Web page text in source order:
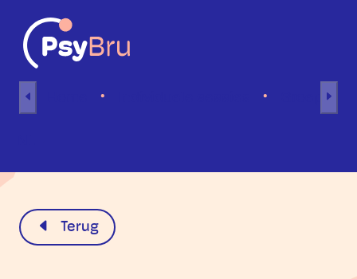
Terug